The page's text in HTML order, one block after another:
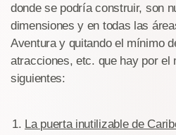
donde se podría construir, son
dimensiones y en todas las
Aventura y quitando el mínimo
atracciones, etc. que hay por el
siguientes:
La puerta inutilizable de